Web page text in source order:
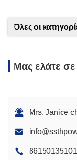
Όλες οι
Μας ελάτε
Mrs. Janice